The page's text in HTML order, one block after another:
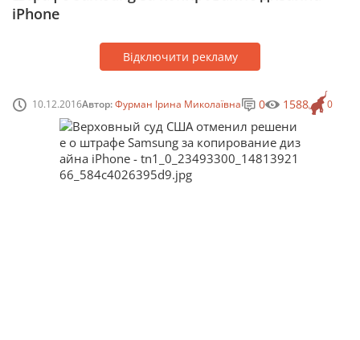
iPhone
Відключити рекламу
10.12.2016Автор:Фурман Ірина Миколаївна 0
0 1588